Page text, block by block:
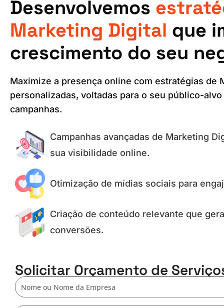
Desenvolvemos
Marketing Digital que
crescimento do seu
Maximize a presença online com estratégias de
personalizadas, voltadas para o seu público-
campanhas.
Campanhas avançadas de Marketing
sua visibilidade online.
Otimização de mídias sociais para
Criação de conteúdo relevante que
conversões.
Solicitar Orçamento de
Nome